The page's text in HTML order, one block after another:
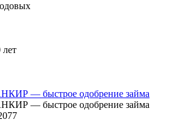
лет
— быстрое одобрение займа
— быстрое одобрение займа